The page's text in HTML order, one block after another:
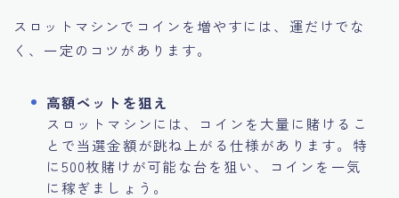
スロットマシンでコインを増やすには、運だけでな
く、一定のコツがあります。
高額ベットを狙え
スロットマシンには、コインを大量に賭けるこ
とで当選金額が跳ね上がる仕様があります。特
に500枚賭けが可能な台を狙い、コインを一気
に稼ぎましょう。